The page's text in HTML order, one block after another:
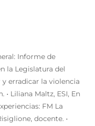
Informe de
la Legislatura del
erradicar la violencia
• Liliana Maltz, ESI, En
FM La
docente. •